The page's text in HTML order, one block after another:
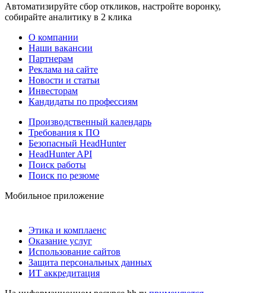
Автоматизируйте сбор откликов, настройте воронку,
собирайте аналитику в 2 клика
О компании
Наши вакансии
Партнерам
Реклама на сайте
Новости и статьи
Инвесторам
Кандидаты по профессиям
Производственный календарь
Требования к ПО
Безопасный HeadHunter
HeadHunter API
Поиск работы
Поиск по резюме
Мобильное приложение
Этика и комплаенс
Оказание услуг
Использование сайтов
Защита персональных данных
ИТ аккредитация